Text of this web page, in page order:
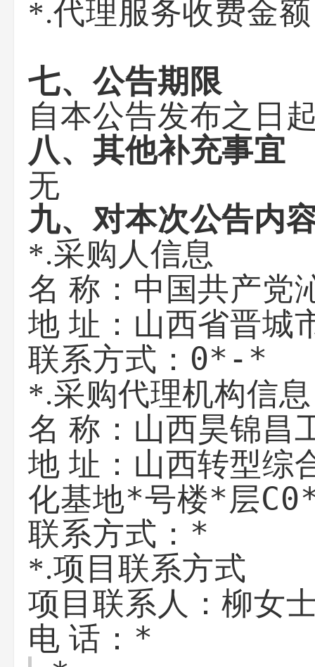
*.代理服务收费金
七、公告期限
自本公告发布之日
八、其他补充事宜
无
九、对本次公告内
*.采购人信息
名 称： 中国共产党
地 址： 山西省晋城
联系方式： 0*-*
*.采购代理机构信息
名 称： 山西昊锦昌
地 址： 山西转型综
化基地*号楼*层
联系方式： *
*.项目联系方式
项目联系人：柳女
电 话： *